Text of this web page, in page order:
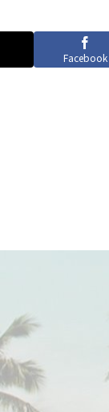
Facebook